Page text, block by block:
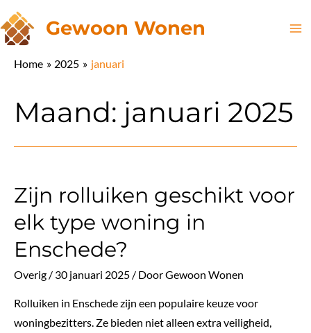
naar
de
inhoud
Gewoon Wonen
Home 2025 januari
Maand: januari 2025
Zijn rolluiken geschikt voor
elk type woning in
Enschede?
Overig / 30 januari 2025 / DoorGewoon Wonen
Rolluiken in Enschede zijn een populaire keuze voor
woningbezitters. Ze bieden niet alleen extra veiligheid,